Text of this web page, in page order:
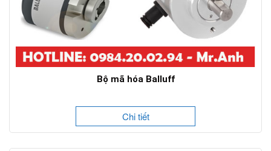
Bộ mã hóa Balluff
Chi tiết